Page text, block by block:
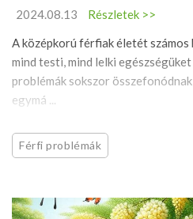
2024.08.13
Részletek >>
A középkorú férfiak életét számos
mind testi, mind lelki
problémák sokszor
egymá ...
Férfi problémák